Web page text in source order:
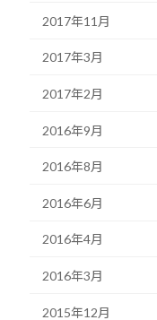
2017年11月
2017年3月
2017年2月
2016年9月
2016年8月
2016年6月
2016年4月
2016年3月
2015年12月